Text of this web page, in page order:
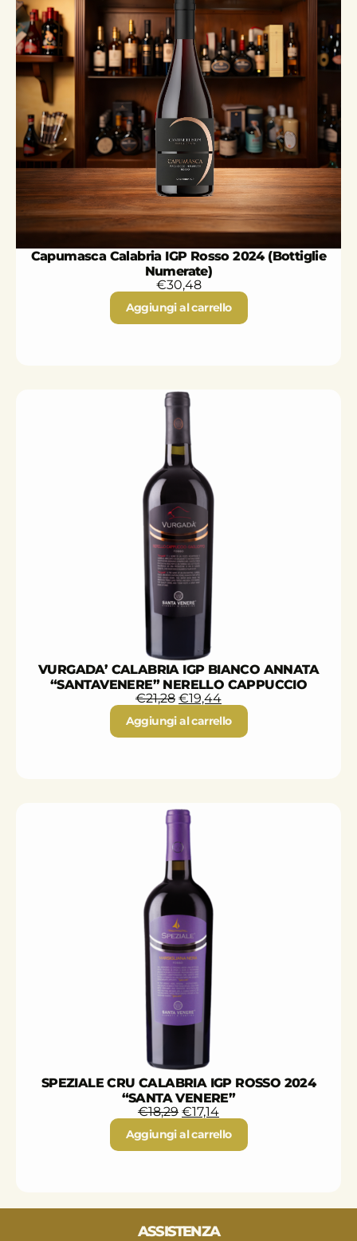
Capumasca Calabria IGP Rosso 2024 (Bottiglie
Numerate)
€30,48
Aggiungi al carrello
VURGADA’ CALABRIA IGP BIANCO ANNATA
“SANTAVENERE” NERELLO CAPPUCCIO
€21,28 €19,44
Aggiungi al carrello
SPEZIALE CRU CALABRIA IGP ROSSO 2024
“SANTA VENERE”
€18,29 €17,14
Aggiungi al carrello
ASSISTENZA